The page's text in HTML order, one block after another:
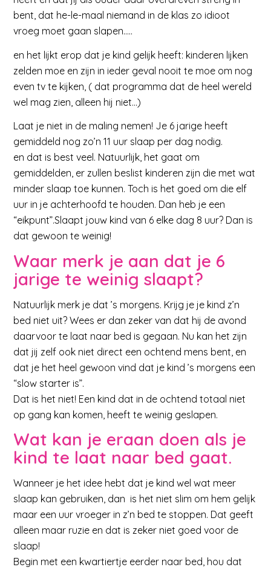
bent, dat he-le-maal niemand in de klas zo idioot
vroeg moet gaan slapen…..
en het lijkt erop dat je kind gelijk heeft: kinderen lijken
zelden moe en zijn in ieder geval nooit te moe om nog
even tv te kijken, ( dat programma dat de heel wereld
wel mag zien, alleen hij niet…)
Laat je niet in de maling nemen! Je 6 jarige heeft
gemiddeld nog zo’n 11 uur slaap per dag nodig.
en dat is best veel. Natuurlijk, het gaat om
gemiddelden, er zullen beslist kinderen zijn die met wat
minder slaap toe kunnen. Toch is het goed om die elf
uur in je achterhoofd te houden. Dan heb je een
“eikpunt”.Slaapt jouw kind van 6 elke dag 8 uur? Dan is
dat gewoon te weinig!
Waar merk je aan dat je 6
jarige te weinig slaapt?
Natuurlijk merk je dat ’s morgens. Krijg je je kind z’n
bed niet uit? Wees er dan zeker van dat hij de avond
daarvoor te laat naar bed is gegaan. Nu kan het zijn
dat jij zelf ook niet direct een ochtend mens bent, en
dat je het heel gewoon vind dat je kind ’s morgens een
“slow starter is”.
Dat is het niet! Een kind dat in de ochtend totaal niet
op gang kan komen, heeft te weinig geslapen.
Wat kan je eraan doen als je
kind te laat naar bed gaat.
Wanneer je het idee hebt dat je kind wel wat meer
slaap kan gebruiken, dan is het niet slim om hem gelijk
maar een uur vroeger in z’n bed te stoppen. Dat geeft
alleen maar ruzie en dat is zeker niet goed voor de
slaap!
Begin met een kwartiertje eerder naar bed, hou dat